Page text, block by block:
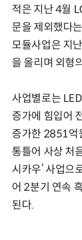
적은 지난 4월
문을 제외했다
모듈사업은 지
을 올리며 외형
사업별로는
증가에 힘입어
증가한 2851억
통틀어 사상 처
시카우’ 사업으
어 2분기 연속
된다.